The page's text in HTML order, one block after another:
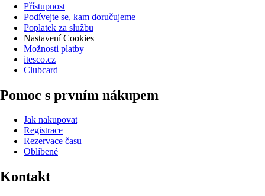
Přístupnost
Podívejte se, kam doručujeme
Poplatek za službu
Nastavení Cookies
Možnosti platby
itesco.cz
Clubcard
Pomoc s prvním nákupem
Jak nakupovat
Registrace
Rezervace času
Oblíbené
Kontakt